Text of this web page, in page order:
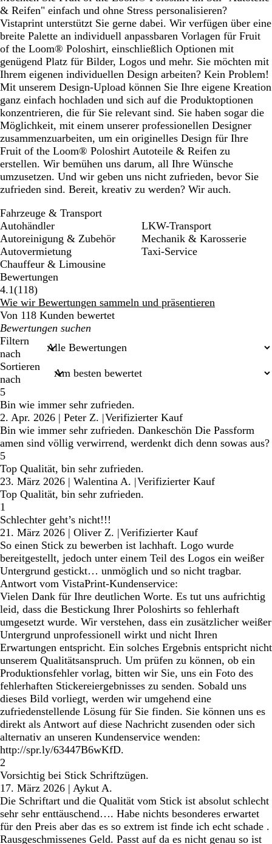
& Reifen" einfach und ohne Stress personalisieren?
Vistaprint unterstützt Sie gerne dabei. Wir verfügen über eine
breite Palette an individuell anpassbaren Vorlagen für Fruit
of the Loom® Poloshirt, einschließlich Optionen mit
genügend Platz für Bilder, Logos und mehr. Sie möchten mit
Ihrem eigenen individuellen Design arbeiten? Kein Problem!
Mit unserem Design-Upload können Sie Ihre eigene Kreation
ganz einfach hochladen und sich auf die Produktoptionen
konzentrieren, die für Sie relevant sind. Sie haben sogar die
Möglichkeit, mit einem unserer professionellen Designer
zusammenzuarbeiten, um ein originelles Design für Ihre
Fruit of the Loom® Poloshirt Autoteile & Reifen zu
erstellen. Wir bemühen uns darum, all Ihre Wünsche
umzusetzen. Und wir geben uns nicht zufrieden, bevor Sie
zufrieden sind. Bereit, kreativ zu werden? Wir auch.
Fahrzeuge & Transport
Autohändler
Autoreinigung & Zubehör
Autovermietung
Chauffeur & Limousine
LKW-Transport
Mechanik & Karosserie
Taxi-Service
Bewertungen
4.1(118118
Bewertungen
)
Wie wir Bewertungen sammeln und präsentieren
Von 118 Kunden bewertet
Meine
Sucheingaben
Filtern
nach
Sortieren
nach
5
Bin wie immer sehr zufrieden.
2. Apr. 2026 | Peter Z. |Verifizierter Kauf
Bin wie immer sehr zufrieden. Dankeschön Die Passform
amen sind völlig verwirrend, werdenkt dich denn sowas aus?
5
Top Qualität, bin sehr zufrieden.
23. März 2026 | Walentina A. |Verifizierter Kauf
Top Qualität, bin sehr zufrieden.
1
Schlechter geht’s nicht!!!
21. März 2026 | Oliver Z. |Verifizierter Kauf
So einen Stick zu bewerben ist lachhaft. Logo wurde
bereitgestellt, jedoch unter einem Teil des Logos ein weißer
Untergrund gestickt… unmöglich und so nicht tragbar.
Antwort vom VistaPrint-Kundenservice:
Vielen Dank für Ihre deutlichen Worte. Es tut uns aufrichtig
leid, dass die Bestickung Ihrer Poloshirts so fehlerhaft
umgesetzt wurde. Wir verstehen, dass ein zusätzlicher weißer
Untergrund unprofessionell wirkt und nicht Ihren
Erwartungen entspricht. Ein solches Ergebnis entspricht nicht
unserem Qualitätsanspruch. Um prüfen zu können, ob ein
Produktionsfehler vorlag, bitten wir Sie, uns ein Foto des
fehlerhaften Stickereiergebnisses zu senden. Sobald uns
dieses Bild vorliegt, werden wir umgehend eine
zufriedenstellende Lösung für Sie finden. Sie können uns es
direkt als Antwort auf diese Nachricht zusenden oder sich
alternativ an unseren Kundenservice wenden:
http://spr.ly/63447B6wKfD.
2
Vorsichtig bei Stick Schriftzügen.
17. März 2026 | Aykut A.
Die Schriftart und die Qualität vom Stick ist absolut schlecht
sehr sehr enttäuschend…. Habe nichts besonderes erwartet
für den Preis aber das es so extrem ist finde ich echt schade .
Rausgeschmissenes Geld. Passt auf da es nicht genau so ist